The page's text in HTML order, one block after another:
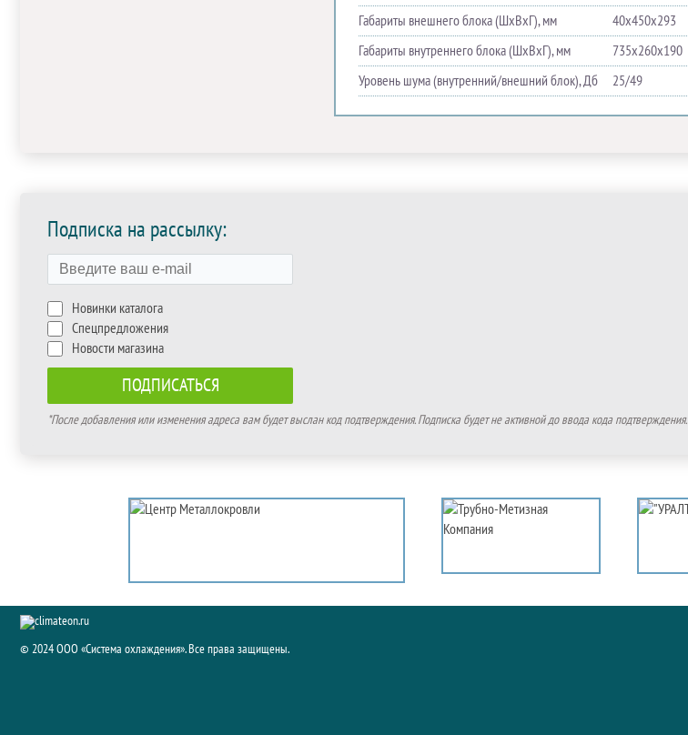
Габариты внешнего блока (ШхВхГ), мм
40х450х293
Габариты внутреннего блока (ШхВхГ), мм
735х260х190
Уровень шума (внутренний/внешний блок), Дб
25/49
Подписка на рассылку:
Новинки каталога
Спецпредложения
Новости магазина
*После добавления или изменения адреса вам будет выслан код подтверждения. Подписка будет не активной до ввода кода подтверждения.
© 2024 ООО «Система охлаждения». Все права защищены.